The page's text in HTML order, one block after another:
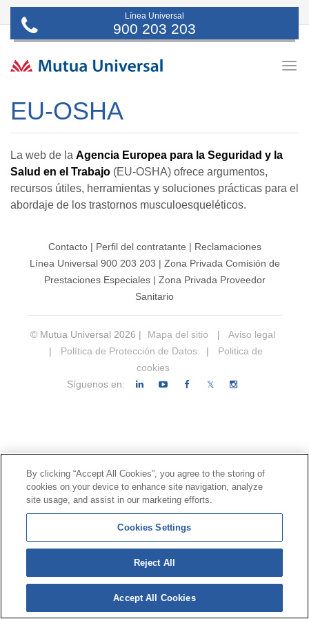
Línea Universal
900 203 203
EU-OSHA
La web de la Agencia Europea para la Seguridad y la
Salud en el Trabajo (EU-OSHA) ofrece argumentos,
recursos útiles, herramientas y soluciones prácticas para el
abordaje de los trastornos musculoesqueléticos.
Contacto| Perfil del contratante | Reclamaciones
Línea Universal 900 203 203 | Zona Privada Comisión de
Prestaciones Especiales| Zona Privada Proveedor
Sanitario
© Mutua Universal 2026 | Mapa del sitio |
Aviso legal
|
Política de Protección de Datos |
Politica de
cookies
Síguenos en:
𝕏
By clicking “Accept All Cookies”, you agree to the storing of
cookies on your device to enhance site navigation, analyze
site usage, and assist in our marketing efforts.
Cookies Settings
Reject All
Accept All Cookies